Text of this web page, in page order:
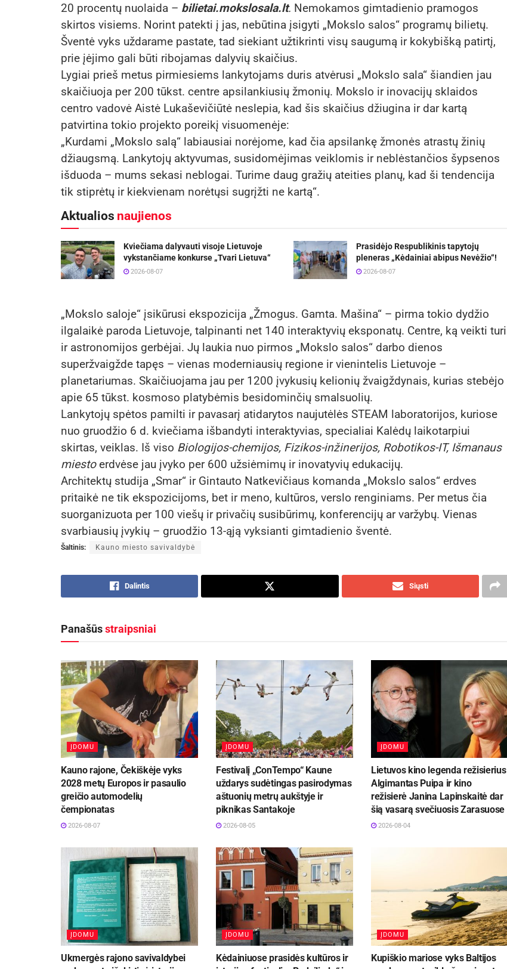
20 procentų nuolaida – bilietai.mokslosala.lt. Nemokamos gimtadienio pramogos
skirtos visiems. Norint patekti į jas, nebūtina įsigyti „Mokslo salos“ programų bilietų.
Šventė vyks uždarame pastate, tad siekiant užtikrinti visų saugumą ir kokybišką patirtį,
prie įėjimo gali būti ribojamas dalyvių skaičius.
Lygiai prieš metus pirmiesiems lankytojams duris atvėrusi „Mokslo sala“ šiandien jau
skaičiuoja per 200 tūkst. centre apsilankiusių žmonių. Mokslo ir inovacijų sklaidos
centro vadovė Aistė Lukaševičiūtė neslepia, kad šis skaičius džiugina ir dar kartą
patvirtina tokio projekto poreikį visuomenėje:
„Kurdami „Mokslo salą“ labiausiai norėjome, kad čia apsilankę žmonės atrastų žinių
džiaugsmą. Lankytojų aktyvumas, susidomėjimas veiklomis ir neblėstančios šypsenos
išduoda – mums sekasi neblogai. Turime daug gražių ateities planų, kad ši tendencija
tik stiprėtų ir kiekvienam norėtųsi sugrįžti ne kartą“.
Aktualios naujienos
Kviečiama dalyvauti visoje Lietuvoje
vykstančiame konkurse „Tvari Lietuva“
2026-08-07
Prasidėjo Respublikinis tapytojų
pleneras „Kėdainiai abipus Nevėžio“!
2026-08-07
„Mokslo saloje“ įsikūrusi ekspozicija „Žmogus. Gamta. Mašina“ – pirma tokio dydžio
ilgalaikė paroda Lietuvoje, talpinanti net 140 interaktyvių eksponatų. Centre, ką veikti turi
ir astronomijos gerbėjai. Jų laukia nuo pirmos „Mokslo salos“ darbo dienos
superžvaigžde tapęs – vienas moderniausių regione ir vienintelis Lietuvoje –
planetariumas. Skaičiuojama jau per 1200 įvykusių kelionių žvaigždynais, kurias stebėjo
apie 65 tūkst. kosmoso platybėmis besidominčių smalsuolių.
Lankytojų spėtos pamilti ir pavasarį atidarytos naujutėlės STEAM laboratorijos, kuriose
nuo gruodžio 6 d. kviečiama išbandyti interaktyvias, specialiai Kalėdų laikotarpiui
skirtas, veiklas. Iš viso Biologijos-chemijos, Fizikos-inžinerijos, Robotikos-IT, Išmanaus
miestoerdvėse jau įvyko per 600 užsiėmimų ir inovatyvių edukacijų.
Architektų studija „Smar“ ir Gintauto Natkevičiaus komanda „Mokslo salos“ erdves
pritaikė ne tik ekspozicijoms, bet ir meno, kultūros, verslo renginiams. Per metus čia
suorganizuota per 100 viešų ir privačių susibūrimų, konferencijų ar varžybų. Vienas
svarbiausių įvykių – gruodžio 13-ąją vyksianti gimtadienio šventė.
Šaltinis: Kauno miesto savivaldybė
Dalintis Siųsti
Panašūsstraipsniai
ĮDOMU
Kauno rajone, Čekiškėje vyks
2028 metų Europos ir pasaulio
greičio automodelių
čempionatas
2026-08-07
ĮDOMU
Festivalį „ConTempo“ Kaune
uždarys sudėtingas pasirodymas
aštuonių metrų aukštyje ir
piknikas Santakoje
2026-08-05
ĮDOMU
Lietuvos kino legenda režisierius
Algimantas Puipa ir kino
režisierė Janina Lapinskaitė dar
šią vasarą svečiuosis Zarasuose
2026-08-04
ĮDOMU
Ukmergės rajono savivaldybei
ĮDOMU
Kėdainiuose prasidės kultūros ir
ĮDOMU
Kupiškio mariose vyks Baltijos